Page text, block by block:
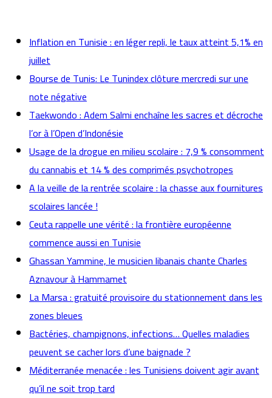
Inflation en Tunisie : en léger repli, le taux atteint 5,1% en
juillet
Bourse de Tunis: Le Tunindex clôture mercredi sur une
note négative
Taekwondo : Adem Salmi enchaîne les sacres et décroche
l’or à l’Open d’Indonésie
Usage de la drogue en milieu scolaire : 7,9 % consomment
du cannabis et 14 % des comprimés psychotropes
A la veille de la rentrée scolaire : la chasse aux fournitures
scolaires lancée !
Ceuta rappelle une vérité : la frontière européenne
commence aussi en Tunisie
Ghassan Yammine, le musicien libanais chante Charles
Aznavour à Hammamet
La Marsa : gratuité provisoire du stationnement dans les
zones bleues
Bactéries, champignons, infections… Quelles maladies
peuvent se cacher lors d’une baignade ?
Méditerranée menacée : les Tunisiens doivent agir avant
qu’il ne soit trop tard